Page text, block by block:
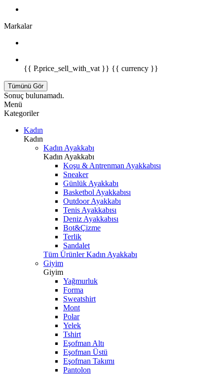
Markalar
{{ P.price_sell_with_vat }} {{ currency }}
Tümünü Gör
Sonuç bulunamadı.
Menü
Kategoriler
Kadın
Kadın
Kadın Ayakkabı
Kadın Ayakkabı
Koşu & Antrenman Ayakkabısı
Sneaker
Günlük Ayakkabı
Basketbol Ayakkabısı
Outdoor Ayakkabı
Tenis Ayakkabısı
Deniz Ayakkabısı
Bot&Çizme
Terlik
Sandalet
Tüm Ürünler Kadın Ayakkabı
Giyim
Giyim
Yağmurluk
Forma
Sweatshirt
Mont
Polar
Yelek
Tshirt
Eşofman Altı
Eşofman Üstü
Eşofman Takımı
Pantolon